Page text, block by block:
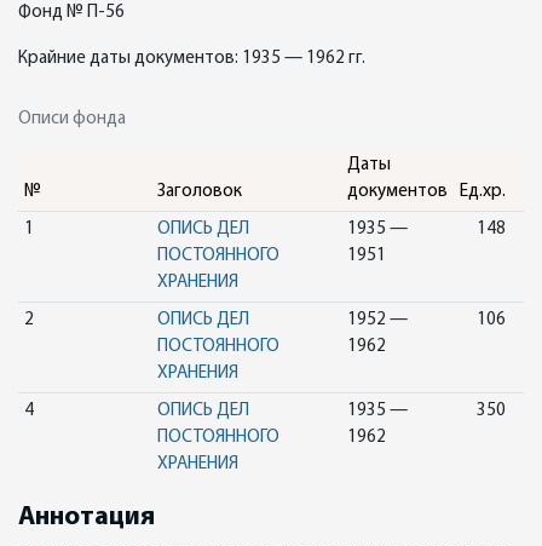
Фонд № П-56
Крайние даты документов: 1935 — 1962 гг.
Описи фонда
№ Заголовок
Даты
документов
Ед.хр.
1
ОПИСЬ ДЕЛ
ПОСТОЯННОГО
ХРАНЕНИЯ
1935 —
1951
148
2
ОПИСЬ ДЕЛ
ПОСТОЯННОГО
ХРАНЕНИЯ
1952 —
1962
106
4
ОПИСЬ ДЕЛ
ПОСТОЯННОГО
ХРАНЕНИЯ
1935 —
1962
350
Аннотация